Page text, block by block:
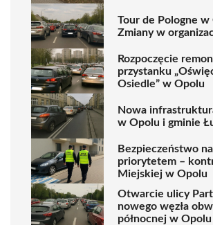
Tour de Pologne w
Zmiany w
Rozpoczęcie
przystanku
Osiedle” w Opolu
Nowa
w Opolu i gminie
Bezpieczeństwo
priorytetem –
Miejskiej w Opolu
Otwarcie ulicy
nowego węzła
północnej w Opolu